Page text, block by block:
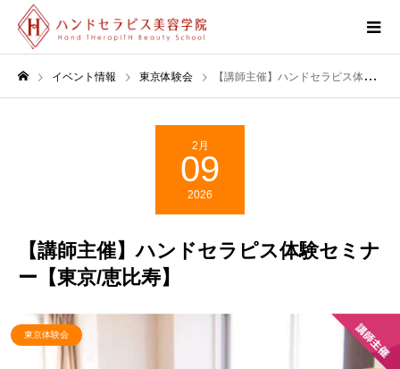
イベント情報 東京体験会 【講師主催】ハンドセラピス体験セミナー【東京/恵比寿】
2月
09
2026
【講師主催】ハンドセラピス体験セミナ
ー【東京/恵比寿】
東京体験会